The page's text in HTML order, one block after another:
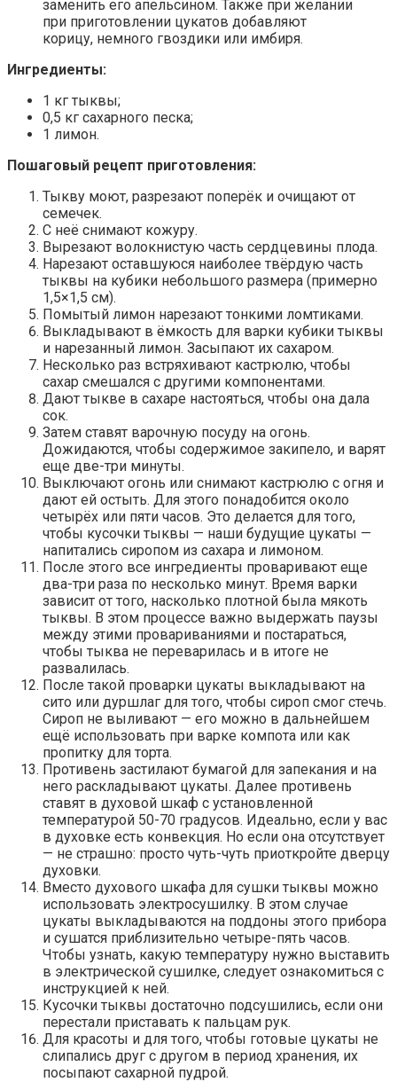
заменить его апельсином. Также при желании
при приготовлении цукатов добавляют
корицу, немного гвоздики или имбиря.
Ингредиенты:
1 кг тыквы;
0,5 кг сахарного песка;
1 лимон.
Пошаговый рецепт приготовления:
Тыкву моют, разрезают поперёк и очищают от
семечек.
С неё снимают кожуру.
Вырезают волокнистую часть сердцевины плода.
Нарезают оставшуюся наиболее твёрдую часть
тыквы на кубики небольшого размера (примерно
1,5×1,5 см).
Помытый лимон нарезают тонкими ломтиками.
Выкладывают в ёмкость для варки кубики тыквы
и нарезанный лимон. Засыпают их сахаром.
Несколько раз встряхивают кастрюлю, чтобы
сахар смешался с другими компонентами.
Дают тыкве в сахаре настояться, чтобы она дала
сок.
Затем ставят варочную посуду на огонь.
Дожидаются, чтобы содержимое закипело, и варят
еще две-три минуты.
Выключают огонь или снимают кастрюлю с огня и
дают ей остыть. Для этого понадобится около
четырёх или пяти часов. Это делается для того,
чтобы кусочки тыквы — наши будущие цукаты —
напитались сиропом из сахара и лимоном.
После этого все ингредиенты проваривают еще
два-три раза по несколько минут. Время варки
зависит от того, насколько плотной была мякоть
тыквы. В этом процессе важно выдержать паузы
между этими провариваниями и постараться,
чтобы тыква не переварилась и в итоге не
развалилась.
После такой проварки цукаты выкладывают на
сито или дуршлаг для того, чтобы сироп смог стечь.
Сироп не выливают — его можно в дальнейшем
ещё использовать при варке компота или как
пропитку для торта.
Противень застилают бумагой для запекания и на
него раскладывают цукаты. Далее противень
ставят в духовой шкаф с установленной
температурой 50-70 градусов. Идеально, если у вас
в духовке есть конвекция. Но если она отсутствует
— не страшно: просто чуть-чуть приоткройте дверцу
духовки.
Вместо духового шкафа для сушки тыквы можно
использовать электросушилку. В этом случае
цукаты выкладываются на поддоны этого прибора
и сушатся приблизительно четыре-пять часов.
Чтобы узнать, какую температуру нужно выставить
в электрической сушилке, следует ознакомиться с
инструкцией к ней.
Кусочки тыквы достаточно подсушились, если они
перестали приставать к пальцам рук.
Для красоты и для того, чтобы готовые цукаты не
слипались друг с другом в период хранения, их
посыпают сахарной пудрой.